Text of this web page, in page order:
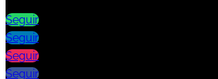
Seguir
Seguir
Seguir
Seguir